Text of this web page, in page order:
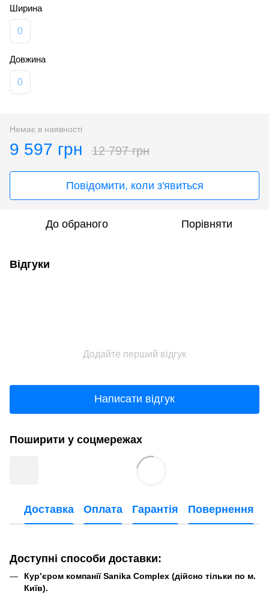
Ширина
0
Довжина
0
Немає в наявності
9 597 грн 12 797 грн
Повідомити, коли з'явиться
До обраного Порівняти
Відгуки
Додайте перший відгук
Написати відгук
Поширити у соцмережах
Доставка Оплата Гарантія Повернення
Доступні способи доставки:
Кур’єром компанії Sanika Complex (дійсно тільки по м.
Київ).